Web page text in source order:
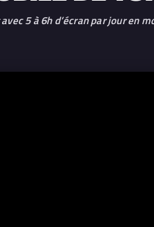
5 à 6h d’écran par jour en